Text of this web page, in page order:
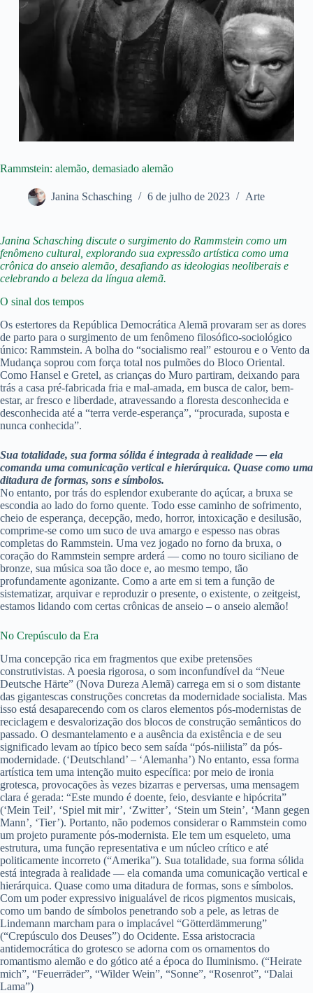
Rammstein: alemão, demasiado alemão
Janina Schasching 6 de julho de 2023 Arte
Janina Schasching discute o surgimento do Rammstein como um
fenômeno cultural, explorando sua expressão artística como uma
crônica do anseio alemão, desafiando as ideologias neoliberais e
celebrando a beleza da língua alemã.
O sinal dos tempos
Os estertores da República Democrática Alemã provaram ser as dores
de parto para o surgimento de um fenômeno filosófico-sociológico
único: Rammstein. A bolha do “socialismo real” estourou e o Vento da
Mudança soprou com força total nos pulmões do Bloco Oriental.
Como Hansel e Gretel, as crianças do Muro partiram, deixando para
trás a casa pré-fabricada fria e mal-amada, em busca de calor, bem-
estar, ar fresco e liberdade, atravessando a floresta desconhecida e
desconhecida até a “terra verde-esperança”, “procurada, suposta e
nunca conhecida”.
Sua totalidade, sua forma sólida é integrada à realidade — ela
comanda uma comunicação vertical e hierárquica. Quase como uma
ditadura de formas, sons e símbolos.
No entanto, por trás do esplendor exuberante do açúcar, a bruxa se
escondia ao lado do forno quente. Todo esse caminho de sofrimento,
cheio de esperança, decepção, medo, horror, intoxicação e desilusão,
comprime-se como um suco de uva amargo e espesso nas obras
completas do Rammstein. Uma vez jogado no forno da bruxa, o
coração do Rammstein sempre arderá — como no touro siciliano de
bronze, sua música soa tão doce e, ao mesmo tempo, tão
profundamente agonizante. Como a arte em si tem a função de
sistematizar, arquivar e reproduzir o presente, o existente, o zeitgeist,
estamos lidando com certas crônicas de anseio – o anseio alemão!
No Crepúsculo da Era
Uma concepção rica em fragmentos que exibe pretensões
construtivistas. A poesia rigorosa, o som inconfundível da “Neue
Deutsche Härte” (Nova Dureza Alemã) carrega em si o som distante
das gigantescas construções concretas da modernidade socialista. Mas
isso está desaparecendo com os claros elementos pós-modernistas de
reciclagem e desvalorização dos blocos de construção semânticos do
passado. O desmantelamento e a ausência da existência e de seu
significado levam ao típico beco sem saída “pós-niilista” da pós-
modernidade. (‘Deutschland’ – ‘Alemanha’) No entanto, essa forma
artística tem uma intenção muito específica: por meio de ironia
grotesca, provocações às vezes bizarras e perversas, uma mensagem
clara é gerada: “Este mundo é doente, feio, desviante e hipócrita”
(‘Mein Teil’, ‘Spiel mit mir’, ‘Zwitter’, ‘Stein um Stein’, ‘Mann gegen
Mann’, ‘Tier’). Portanto, não podemos considerar o Rammstein como
um projeto puramente pós-modernista. Ele tem um esqueleto, uma
estrutura, uma função representativa e um núcleo crítico e até
politicamente incorreto (“Amerika”). Sua totalidade, sua forma sólida
está integrada à realidade — ela comanda uma comunicação vertical e
hierárquica. Quase como uma ditadura de formas, sons e símbolos.
Com um poder expressivo inigualável de ricos pigmentos musicais,
como um bando de símbolos penetrando sob a pele, as letras de
Lindemann marcham para o implacável “Götterdämmerung”
(“Crepúsculo dos Deuses”) do Ocidente. Essa aristocracia
antidemocrática do grotesco se adorna com os ornamentos do
romantismo alemão e do gótico até a época do Iluminismo. (“Heirate
mich”, “Feuerräder”, “Wilder Wein”, “Sonne”, “Rosenrot”, “Dalai
Lama”)